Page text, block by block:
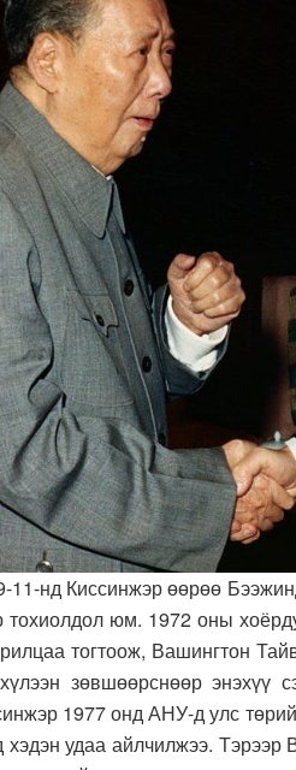
11-нд Киссинжэр өөрөө
тохиолдол юм. 1972 оны
тогтоож, Вашингтон
зөвшөөрснөөр энэхүү
1977 онд АНУ-д улс
хэдэн удаа айлчилжээ.